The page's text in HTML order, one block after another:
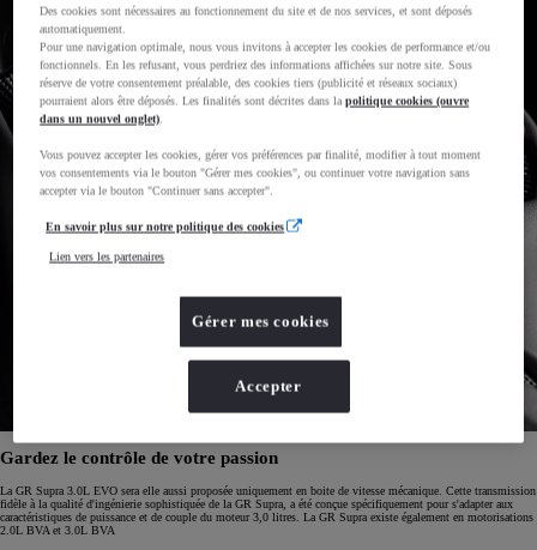
Gardez le contrôle de votre passion
La GR Supra 3.0L EVO sera elle aussi proposée uniquement en boite de vitesse mécanique. Cette transmission
fidèle à la qualité d'ingénierie sophistiquée de la GR Supra, a été conçue spécifiquement pour s'adapter aux
caractéristiques de puissance et de couple du moteur 3,0 litres. La GR Supra existe également en motorisations
2.0L BVA et 3.0L BVA
Des cookies sont nécessaires au fonctionnement du site et de nos services, et sont déposés
automatiquement.
Pour une navigation optimale, nous vous invitons à accepter les cookies de performance et/ou
fonctionnels. En les refusant, vous perdriez des informations affichées sur notre site. Sous
réserve de votre consentement préalable, des cookies tiers (publicité et réseaux sociaux)
pourraient alors être déposés. Les finalités sont décrites dans lapolitique cookies (ouvre
dans un nouvel onglet).
Vous pouvez accepter les cookies, gérer vos préférences par finalité, modifier à tout moment
vos consentements via le bouton "Gérer mes cookies", ou continuer votre navigation sans
accepter via le bouton "Continuer sans accepter".
En savoir plus sur notre politique des cookies
Lien vers les partenaires
Gérer mes cookies
Accepter